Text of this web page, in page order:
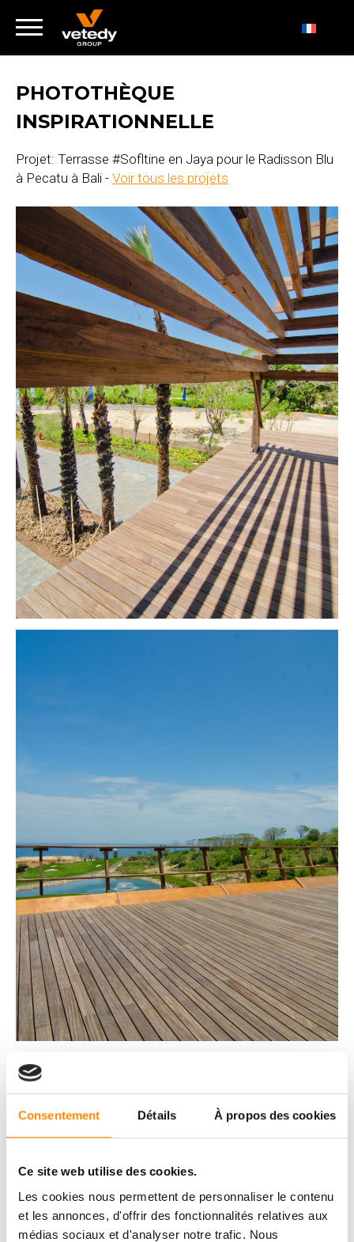
Consentement Détails À propos des cookies
Ce site web utilise des cookies.
Les cookies nous permettent de personnaliser le contenu
et les annonces, d'offrir des fonctionnalités relatives aux
médias sociaux et d'analyser notre trafic. Nous
PHOTOTHÈQUE
INSPIRATIONNELLE
Projet: Terrasse #Sofltine en Jaya pour le Radisson Blu
à Pecatu à Bali - Voir tous les projets